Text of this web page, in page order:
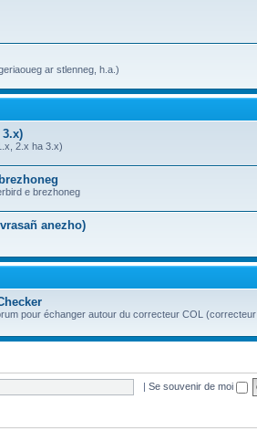
ar stlenneg, h.a.)
2.x ha 3.x)
e brezhoneg
anezho)
pour échanger autour du correcteur COL (correcteur
| Se souvenir de moi